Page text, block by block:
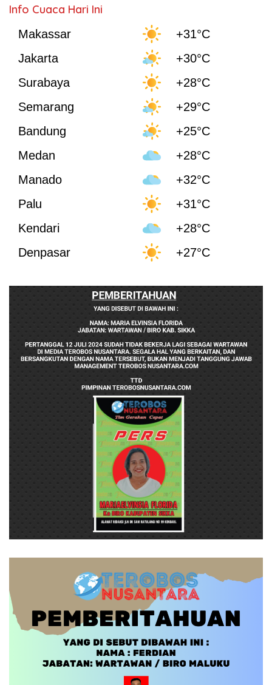
Info Cuaca Hari Ini
Makassar
+31°C
Jakarta
+30°C
Surabaya
+28°C
Semarang
+29°C
Bandung
+25°C
Medan
+28°C
Manado
+32°C
Palu
+31°C
Kendari
+28°C
Denpasar
+27°C